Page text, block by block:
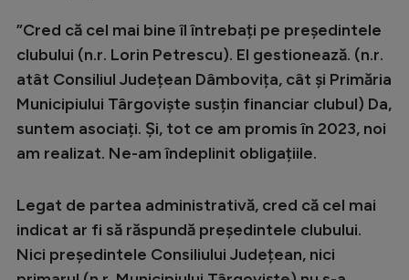
”Cred că cel mai bine îl întrebați pe președintele
clubului (n.r. Lorin Petrescu). El gestionează. (n.r.
atât Consiliul Județean Dâmbovița, cât și Primăria
Municipiului Târgoviște susțin financiar clubul) Da,
suntem asociați. Și, tot ce am promis în 2023, noi
am realizat. Ne-am îndeplinit obligațiile.
Legat de partea administrativă, cred că cel mai
indicat ar fi să răspundă președintele clubului.
Nici președintele Consiliului Județean, nici